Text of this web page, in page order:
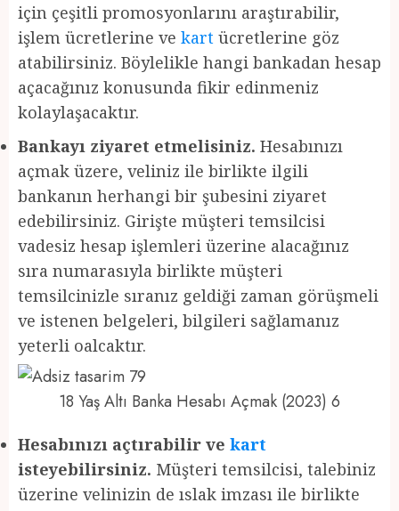
için çeşitli promosyonlarını araştırabilir,
işlem ücretlerine ve kart ücretlerine göz
atabilirsiniz. Böylelikle hangi bankadan hesap
açacağınız konusunda fikir edinmeniz
kolaylaşacaktır.
Bankayı ziyaret etmelisiniz. Hesabınızı
açmak üzere, veliniz ile birlikte ilgili
bankanın herhangi bir şubesini ziyaret
edebilirsiniz. Girişte müşteri temsilcisi
vadesiz hesap işlemleri üzerine alacağınız
sıra numarasıyla birlikte müşteri
temsilcinizle sıranız geldiği zaman görüşmeli
ve istenen belgeleri, bilgileri sağlamanız
yeterli oalcaktır.
18 Yaş Altı Banka Hesabı Açmak (2023) 6
Hesabınızı açtırabilir ve kart
isteyebilirsiniz. Müşteri temsilcisi, talebiniz
üzerine velinizin de ıslak imzası ile birlikte